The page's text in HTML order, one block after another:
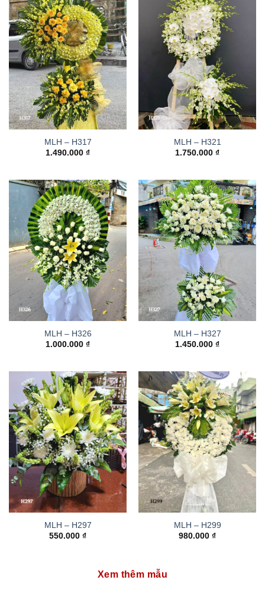
MLH – H317
1.490.000 ₫
MLH – H321
1.750.000 ₫
MLH – H326
1.000.000 ₫
MLH – H327
1.450.000 ₫
MLH – H297
550.000 ₫
MLH – H299
980.000 ₫
Xem thêm mẫu